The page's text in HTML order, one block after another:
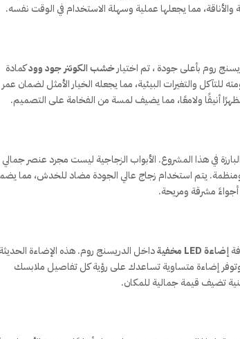
مما يجعلها عملية وسهلة الاستخدام في الوقت نفسه.
روم بأعلى جودة ، تم اختيارخشب الكونتر جود وودكمادة
والتغيرات البيئية، مما يجعله الخيار الأمثل لضمان عمر
أنيقًا ولامعًا، مما يضيف لمسة من الفخامة على التصميم.
في هذا المشروع. الأبواب الزجاجية ليست مجرد عنصر جمالي
يتم استخدام زجاج عالي الجودة مضاد للخدش، مما
مشرقة ومريحة.
إضاءة LED مخفية
داخل الدريسنج روم. هذه الإضاءة
وتوفر إضاءة متساوية تساعدك على رؤية كل تفاصيل ملابسك
تضيف قيمة جمالية للمكان.